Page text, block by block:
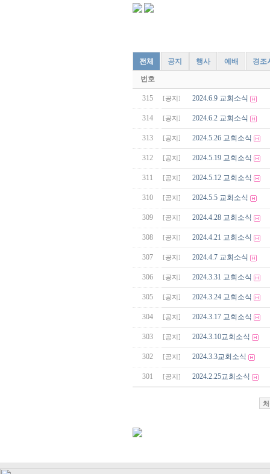
전체 공지 행사 예배 경조
번호
315 [공지] 2024.6.9 교회소식
314 [공지] 2024.6.2 교회소식
313 [공지] 2024.5.26 교회소식
312 [공지] 2024.5.19 교회소식
311 [공지] 2024.5.12 교회소식
310 [공지] 2024.5.5 교회소식
309 [공지] 2024.4.28 교회소식
308 [공지] 2024.4.21 교회소식
307 [공지] 2024.4.7 교회소식
306 [공지] 2024.3.31 교회소식
305 [공지] 2024.3.24 교회소식
304 [공지] 2024.3.17 교회소식
303 [공지] 2024.3.10교회소식
302 [공지] 2024.3.3교회소식
301 [공지] 2024.2.25교회소식